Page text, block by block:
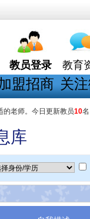
教员登录 教育
盟招商 关
的老师。今日更新教员10
库